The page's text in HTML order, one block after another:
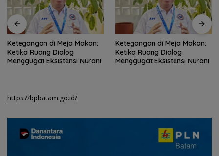
Ketegangan di Meja Makan:
Ketika Ruang Dialog
Menggugat Eksistensi Nurani
Ketegangan di Meja Makan:
Ketika Ruang Dialog
Menggugat Eksistensi Nurani
https://bpbatam.go.id/